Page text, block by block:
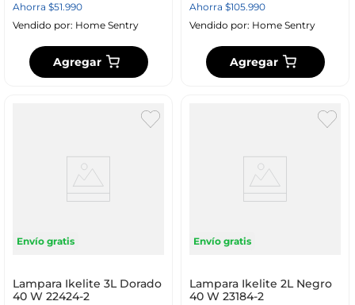
Ahorra $51.990
Vendido por: Home Sentry
Agregar
Ahorra $105.990
Vendido por: Home Sentry
Agregar
Envío gratis
Lampara Ikelite 3L Dorado
40 W 22424-2
Envío gratis
Lampara Ikelite 2L Negro
40 W 23184-2